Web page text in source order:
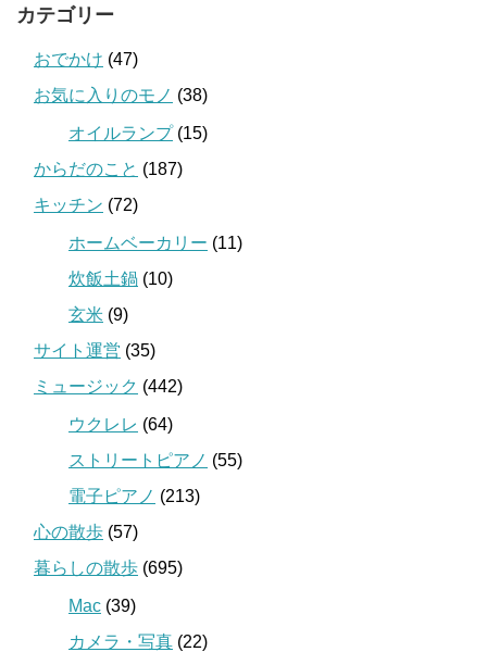
カテゴリー
おでかけ (47)
お気に入りのモノ (38)
オイルランプ(15)
からだのこと (187)
キッチン (72)
ホームベーカリー (11)
炊飯土鍋 (10)
玄米 (9)
サイト運営 (35)
ミュージック (442)
ウクレレ (64)
ストリートピアノ (55)
電子ピアノ (213)
心の散歩 (57)
暮らしの散歩 (695)
Mac (39)
カメラ・写真 (22)